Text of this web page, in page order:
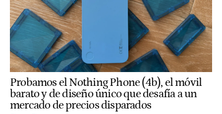
Probamos el Nothing Phone (4b), el móvil
barato y de diseño único que desafía a un
mercado de precios disparados